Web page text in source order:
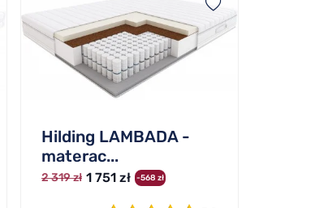
Hilding LAMBADA -
materac...
2 319 zł 1 751 zł -568 zł